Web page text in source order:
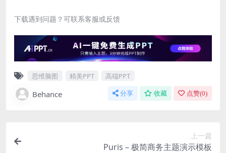
下载遇到问题？可联系客服或反馈
思维脑图 精美PPT 高端PPT
Behance 分享 收藏 点赞(0)
上一篇
Puris – 极简商务主题演示模板